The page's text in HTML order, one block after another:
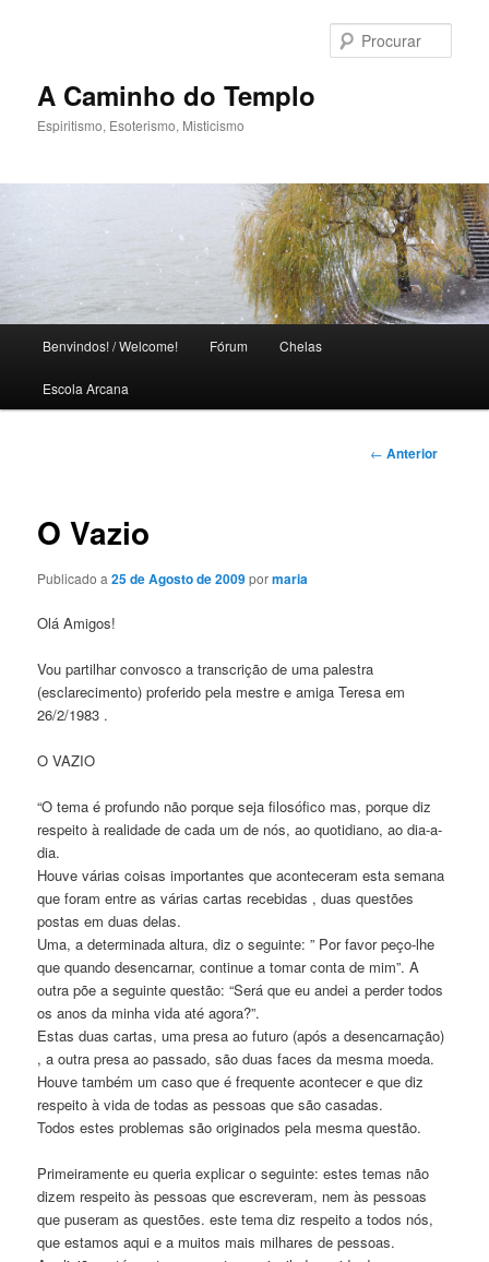
primárioA Caminho do Templo
Espiritismo, Esoterismo, Misticismo
u
Benvindos! / Welcome! Fórum Chelas
Escola Arcana
N
e
a
o
s
← Anterior
O Vazio
Publicado a25 de Agosto de 2009pormaria
Olá Amigos!
Vou partilhar convosco a transcrição de uma palestra
(esclarecimento) proferido pela mestre e amiga Teresa em
26/2/1983 .
O VAZIO
“O tema é profundo não porque seja filosófico mas, porque diz
respeito à realidade de cada um de nós, ao quotidiano, ao dia-a-
dia.
Houve várias coisas importantes que aconteceram esta semana
que foram entre as várias cartas recebidas , duas questões
postas em duas delas.
Uma, a determinada altura, diz o seguinte: ” Por favor peço-lhe
que quando desencarnar, continue a tomar conta de mim”. A
outra põe a seguinte questão: “Será que eu andei a perder todos
os anos da minha vida até agora?”.
Estas duas cartas, uma presa ao futuro (após a desencarnação)
, a outra presa ao passado, são duas faces da mesma moeda.
Houve também um caso que é frequente acontecer e que diz
respeito à vida de todas as pessoas que são casadas.
Todos estes problemas são originados pela mesma questão.
Primeiramente eu queria explicar o seguinte: estes temas não
dizem respeito às pessoas que escreveram, nem às pessoas
que puseram as questões. este tema diz respeito a todos nós,
que estamos aqui e a muitos mais milhares de pessoas.